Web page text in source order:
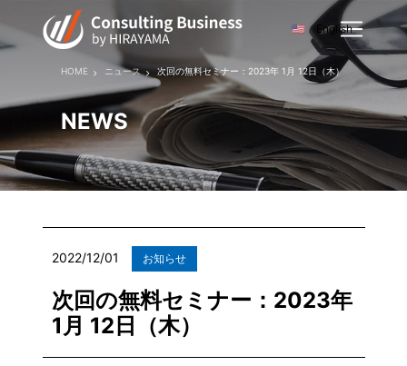
English
NEWS
HOME ニュース 次回の無料セミナー：2023年 1月 12日（木）
2022/12/01 お知らせ
次回の無料セミナー：2023年
1月 12日（木）